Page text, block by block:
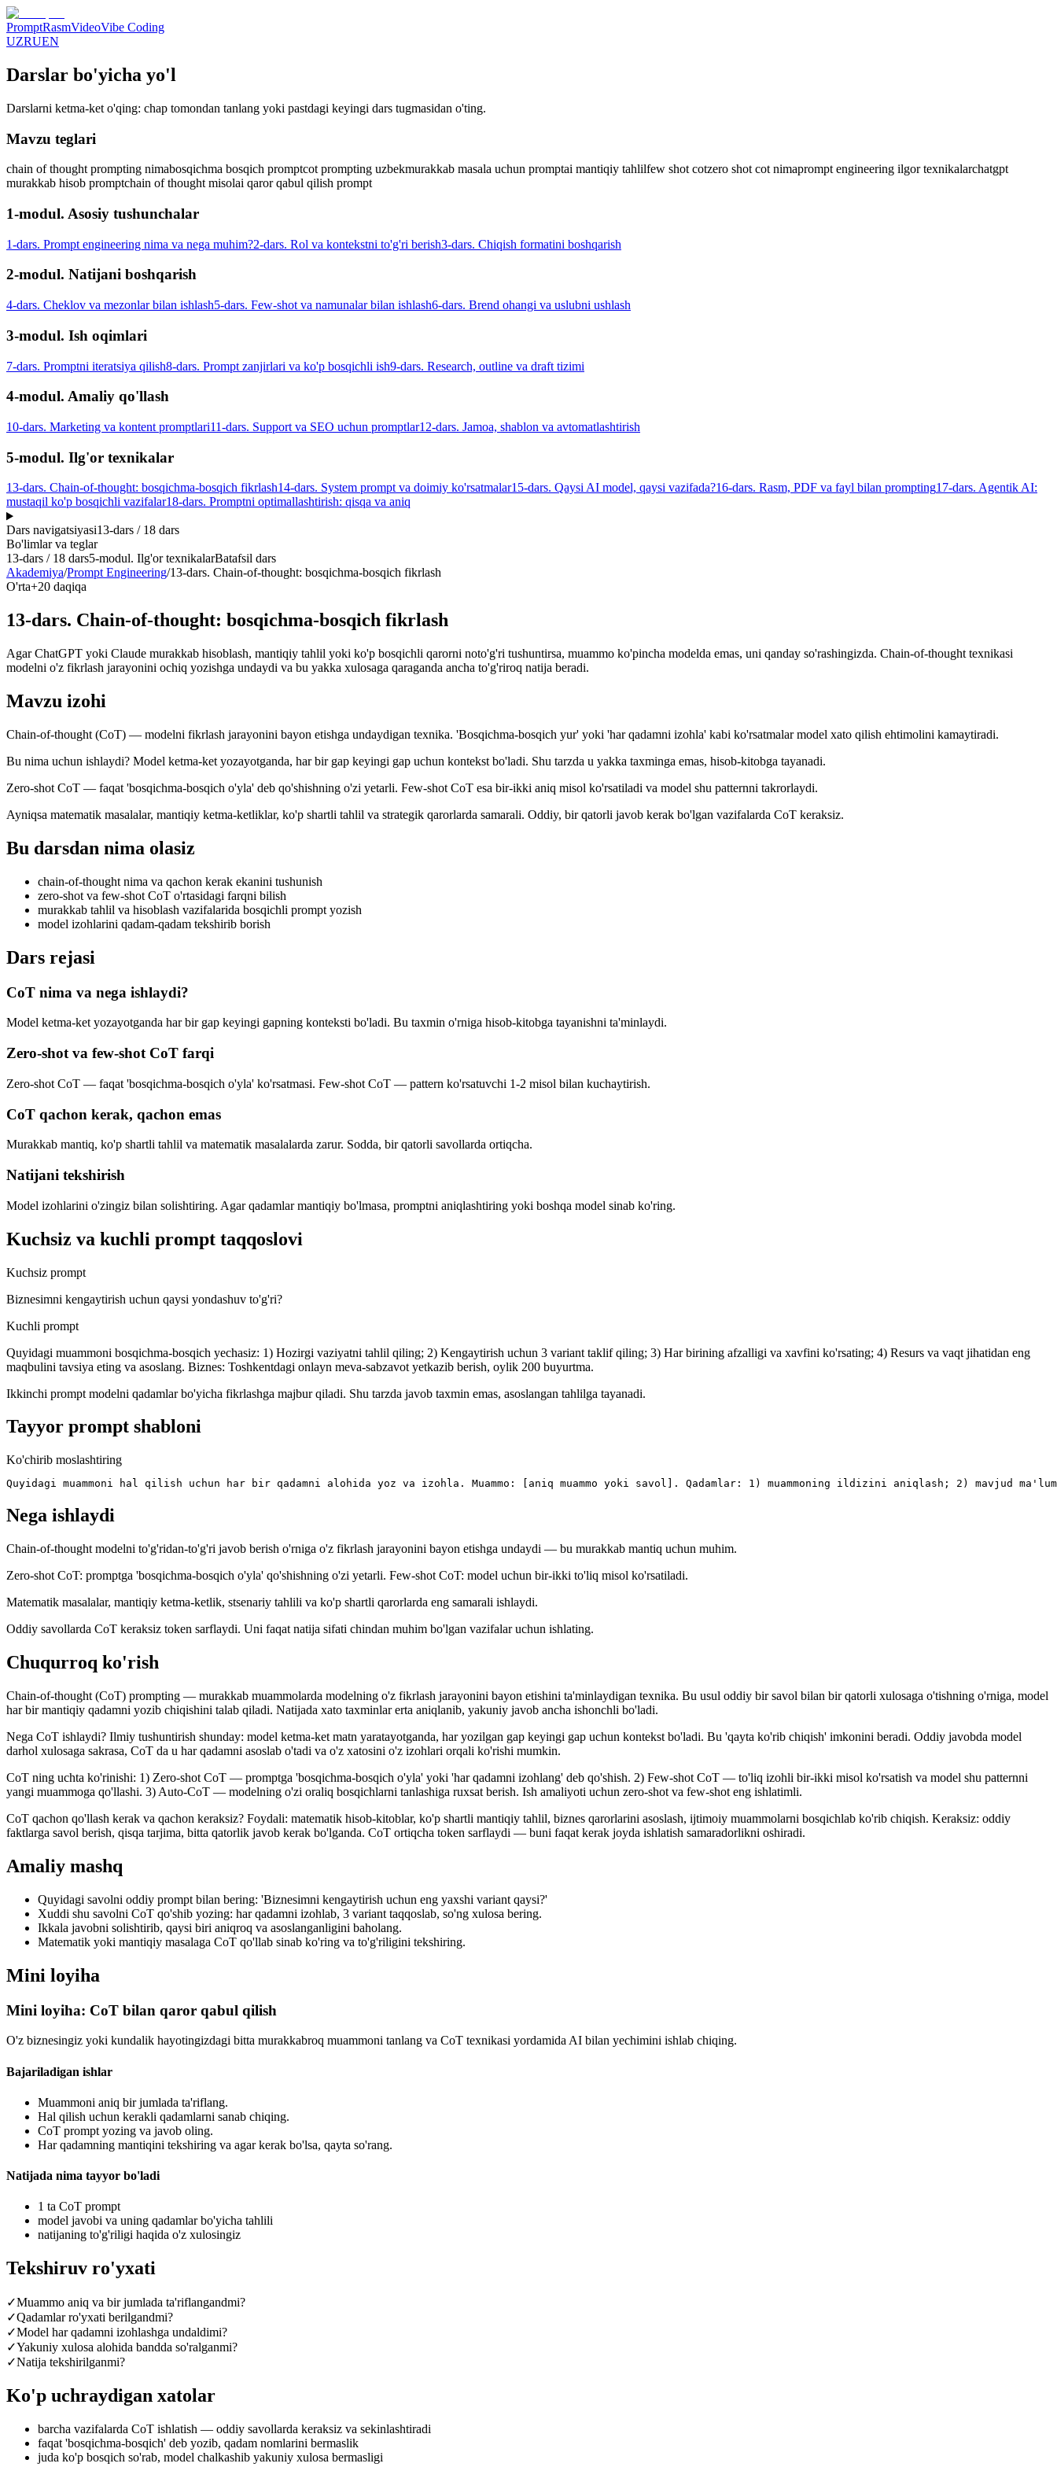
PromptRasmVideoVibe Coding
UZRUEN
Darslar bo'yicha yo'l
Darslarni ketma-ket o'qing: chap tomondan tanlang yoki pastdagi keyingi dars tugmasidan o'ting.
Mavzu teglari
chain of thought prompting nimabosqichma bosqich promptcot prompting uzbekmurakkab masala uchun promptai mantiqiy tahlilfew shot cotzero shot cot nimaprompt engineering ilgor texnikalarchatgpt
murakkab hisob promptchain of thought misolai qaror qabul qilish prompt
1-modul. Asosiy tushunchalar
1-dars. Prompt engineering nima va nega muhim?2-dars. Rol va kontekstni to'g'ri berish3-dars. Chiqish formatini boshqarish
2-modul. Natijani boshqarish
4-dars. Cheklov va mezonlar bilan ishlash5-dars. Few-shot va namunalar bilan ishlash6-dars. Brend ohangi va uslubni ushlash
3-modul. Ish oqimlari
7-dars. Promptni iteratsiya qilish8-dars. Prompt zanjirlari va ko'p bosqichli ish9-dars. Research, outline va draft tizimi
4-modul. Amaliy qo'llash
10-dars. Marketing va kontent promptlari11-dars. Support va SEO uchun promptlar12-dars. Jamoa, shablon va avtomatlashtirish
5-modul. Ilg'or texnikalar
13-dars. Chain-of-thought: bosqichma-bosqich fikrlash14-dars. System prompt va doimiy ko'rsatmalar15-dars. Qaysi AI model, qaysi vazifada?16-dars. Rasm, PDF va fayl bilan prompting17-dars. Agentik AI:
mustaqil ko'p bosqichli vazifalar18-dars. Promptni optimallashtirish: qisqa va aniq
Dars navigatsiyasi13-dars / 18 dars
Bo'limlar va teglar
13-dars / 18 dars5-modul. Ilg'or texnikalarBatafsil dars
Akademiya/Prompt Engineering/13-dars. Chain-of-thought: bosqichma-bosqich fikrlash
O'rta+20 daqiqa
13-dars. Chain-of-thought: bosqichma-bosqich fikrlash
Agar ChatGPT yoki Claude murakkab hisoblash, mantiqiy tahlil yoki ko'p bosqichli qarorni noto'g'ri tushuntirsa, muammo ko'pincha modelda emas, uni qanday so'rashingizda. Chain-of-thought texnikasi
modelni o'z fikrlash jarayonini ochiq yozishga undaydi va bu yakka xulosaga qaraganda ancha to'g'riroq natija beradi.
Mavzu izohi
Chain-of-thought (CoT) — modelni fikrlash jarayonini bayon etishga undaydigan texnika. 'Bosqichma-bosqich yur' yoki 'har qadamni izohla' kabi ko'rsatmalar model xato qilish ehtimolini kamaytiradi.
Bu nima uchun ishlaydi? Model ketma-ket yozayotganda, har bir gap keyingi gap uchun kontekst bo'ladi. Shu tarzda u yakka taxminga emas, hisob-kitobga tayanadi.
Zero-shot CoT — faqat 'bosqichma-bosqich o'yla' deb qo'shishning o'zi yetarli. Few-shot CoT esa bir-ikki aniq misol ko'rsatiladi va model shu patternni takrorlaydi.
Ayniqsa matematik masalalar, mantiqiy ketma-ketliklar, ko'p shartli tahlil va strategik qarorlarda samarali. Oddiy, bir qatorli javob kerak bo'lgan vazifalarda CoT keraksiz.
Bu darsdan nima olasiz
chain-of-thought nima va qachon kerak ekanini tushunish
zero-shot va few-shot CoT o'rtasidagi farqni bilish
murakkab tahlil va hisoblash vazifalarida bosqichli prompt yozish
model izohlarini qadam-qadam tekshirib borish
Dars rejasi
CoT nima va nega ishlaydi?
Model ketma-ket yozayotganda har bir gap keyingi gapning konteksti bo'ladi. Bu taxmin o'rniga hisob-kitobga tayanishni ta'minlaydi.
Zero-shot va few-shot CoT farqi
Zero-shot CoT — faqat 'bosqichma-bosqich o'yla' ko'rsatmasi. Few-shot CoT — pattern ko'rsatuvchi 1-2 misol bilan kuchaytirish.
CoT qachon kerak, qachon emas
Murakkab mantiq, ko'p shartli tahlil va matematik masalalarda zarur. Sodda, bir qatorli savollarda ortiqcha.
Natijani tekshirish
Model izohlarini o'zingiz bilan solishtiring. Agar qadamlar mantiqiy bo'lmasa, promptni aniqlashtiring yoki boshqa model sinab ko'ring.
Kuchsiz va kuchli prompt taqqoslovi
Kuchsiz prompt
Biznesimni kengaytirish uchun qaysi yondashuv to'g'ri?
Kuchli prompt
Quyidagi muammoni bosqichma-bosqich yechasiz: 1) Hozirgi vaziyatni tahlil qiling; 2) Kengaytirish uchun 3 variant taklif qiling; 3) Har birining afzalligi va xavfini ko'rsating; 4) Resurs va vaqt jihatidan eng
maqbulini tavsiya eting va asoslang. Biznes: Toshkentdagi onlayn meva-sabzavot yetkazib berish, oylik 200 buyurtma.
Ikkinchi prompt modelni qadamlar bo'yicha fikrlashga majbur qiladi. Shu tarzda javob taxmin emas, asoslangan tahlilga tayanadi.
Tayyor prompt shabloni
Ko'chirib moslashtiring
Quyidagi muammoni hal qilish uchun har bir qadamni alohida yoz va izohla. Muammo: [aniq muammo yoki savol]. Qadamlar: 1) muammoning ildizini aniqlash; 2)
Nega ishlaydi
Chain-of-thought modelni to'g'ridan-to'g'ri javob berish o'rniga o'z fikrlash jarayonini bayon etishga undaydi — bu murakkab mantiq uchun muhim.
Zero-shot CoT: promptga 'bosqichma-bosqich o'yla' qo'shishning o'zi yetarli. Few-shot CoT: model uchun bir-ikki to'liq misol ko'rsatiladi.
Matematik masalalar, mantiqiy ketma-ketlik, stsenariy tahlili va ko'p shartli qarorlarda eng samarali ishlaydi.
Oddiy savollarda CoT keraksiz token sarflaydi. Uni faqat natija sifati chindan muhim bo'lgan vazifalar uchun ishlating.
Chuqurroq ko'rish
Chain-of-thought (CoT) prompting — murakkab muammolarda modelning o'z fikrlash jarayonini bayon etishini ta'minlaydigan texnika. Bu usul oddiy bir savol bilan bir qatorli xulosaga o'tishning o'rniga, model
har bir mantiqiy qadamni yozib chiqishini talab qiladi. Natijada xato taxminlar erta aniqlanib, yakuniy javob ancha ishonchli bo'ladi.
Nega CoT ishlaydi? Ilmiy tushuntirish shunday: model ketma-ket matn yaratayotganda, har yozilgan gap keyingi gap uchun kontekst bo'ladi. Bu 'qayta ko'rib chiqish' imkonini beradi. Oddiy javobda model
darhol xulosaga sakrasa, CoT da u har qadamni asoslab o'tadi va o'z xatosini o'z izohlari orqali ko'rishi mumkin.
CoT ning uchta ko'rinishi: 1) Zero-shot CoT — promptga 'bosqichma-bosqich o'yla' yoki 'har qadamni izohlang' deb qo'shish. 2) Few-shot CoT — to'liq izohli bir-ikki misol ko'rsatish va model shu patternni
yangi muammoga qo'llashi. 3) Auto-CoT — modelning o'zi oraliq bosqichlarni tanlashiga ruxsat berish. Ish amaliyoti uchun zero-shot va few-shot eng ishlatimli.
CoT qachon qo'llash kerak va qachon keraksiz? Foydali: matematik hisob-kitoblar, ko'p shartli mantiqiy tahlil, biznes qarorlarini asoslash, ijtimoiy muammolarni bosqichlab ko'rib chiqish. Keraksiz: oddiy
faktlarga savol berish, qisqa tarjima, bitta qatorlik javob kerak bo'lganda. CoT ortiqcha token sarflaydi — buni faqat kerak joyda ishlatish samaradorlikni oshiradi.
Amaliy mashq
Quyidagi savolni oddiy prompt bilan bering: 'Biznesimni kengaytirish uchun eng yaxshi variant qaysi?'
Xuddi shu savolni CoT qo'shib yozing: har qadamni izohlab, 3 variant taqqoslab, so'ng xulosa bering.
Ikkala javobni solishtirib, qaysi biri aniqroq va asoslanganligini baholang.
Matematik yoki mantiqiy masalaga CoT qo'llab sinab ko'ring va to'g'riligini tekshiring.
Mini loyiha
Mini loyiha: CoT bilan qaror qabul qilish
O'z biznesingiz yoki kundalik hayotingizdagi bitta murakkabroq muammoni tanlang va CoT texnikasi yordamida AI bilan yechimini ishlab chiqing.
Bajariladigan ishlar
Muammoni aniq bir jumlada ta'riflang.
Hal qilish uchun kerakli qadamlarni sanab chiqing.
CoT prompt yozing va javob oling.
Har qadamning mantiqini tekshiring va agar kerak bo'lsa, qayta so'rang.
Natijada nima tayyor bo'ladi
1 ta CoT prompt
model javobi va uning qadamlar bo'yicha tahlili
natijaning to'g'riligi haqida o'z xulosingiz
Tekshiruv ro'yxati
✓Muammo aniq va bir jumlada ta'riflangandmi?
✓Qadamlar ro'yxati berilgandmi?
✓Model har qadamni izohlashga undaldimi?
✓Yakuniy xulosa alohida bandda so'ralganmi?
✓Natija tekshirilganmi?
Ko'p uchraydigan xatolar
barcha vazifalarda CoT ishlatish — oddiy savollarda keraksiz va sekinlashtiradi
faqat 'bosqichma-bosqich' deb yozib, qadam nomlarini bermaslik
juda ko'p bosqich so'rab, model chalkashib yakuniy xulosa bermasligi